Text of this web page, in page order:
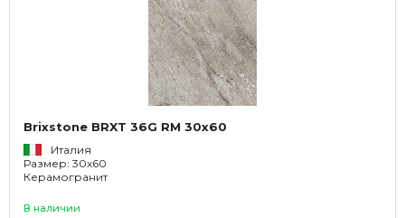
Brixstone BRXT 36G RM 30x60
Италия
Размер: 30x60
Керамогранит
В наличии